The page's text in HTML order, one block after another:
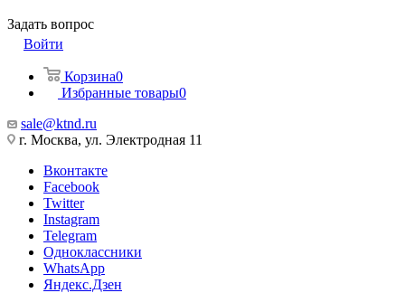
Задать вопрос
Войти
Корзина0
Избранные товары0
sale@ktnd.ru
г. Москва, ул. Электродная 11
Вконтакте
Facebook
Twitter
Instagram
Telegram
Одноклассники
WhatsApp
Яндекс.Дзен